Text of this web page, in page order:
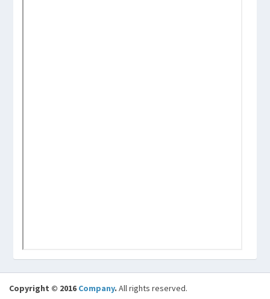
Copyright © 2016 Company. All rights reserved.